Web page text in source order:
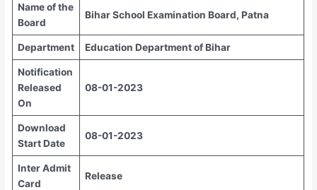
Name of the
Board
Bihar School Examination Board, Patna
Department Education Department of Bihar
Notification
Released
On
08-01-2023
Download
Start Date
08-01-2023
Inter Admit
Card
Release